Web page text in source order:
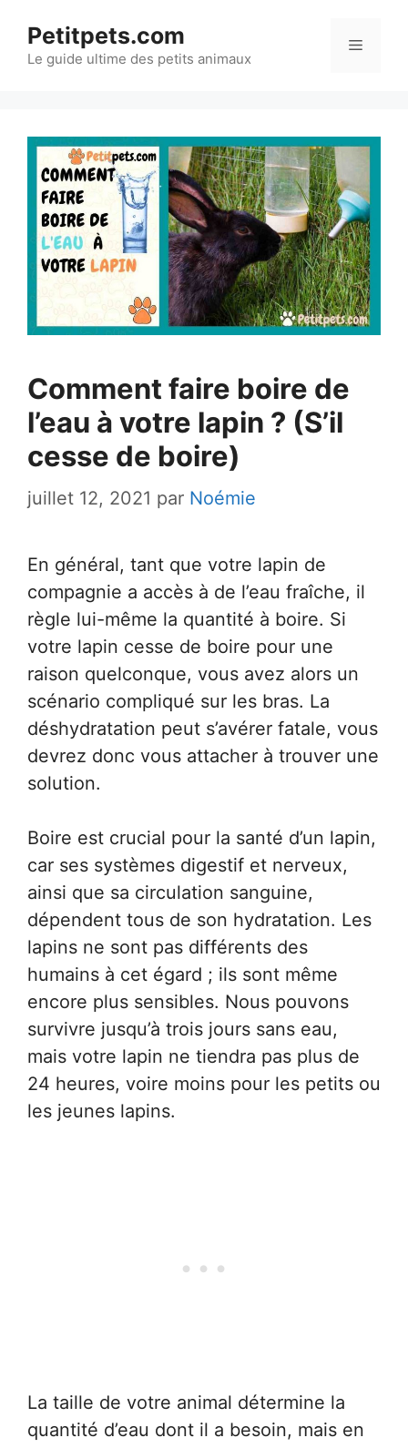
contenu
Petitpets.com
Le guide ultime des petits animaux
Menu
Comment faire boire de
l’eau à votre lapin ? (S’il
cesse de boire)
juillet 12, 2021 par Noémie
En général, tant que votre lapin de
compagnie a accès à de l’eau fraîche, il
règle lui-même la quantité à boire. Si
votre lapin cesse de boire pour une
raison quelconque, vous avez alors un
scénario compliqué sur les bras. La
déshydratation peut s’avérer fatale, vous
devrez donc vous attacher à trouver une
solution.
Boire est crucial pour la santé d’un lapin,
car ses systèmes digestif et nerveux,
ainsi que sa circulation sanguine,
dépendent tous de son hydratation. Les
lapins ne sont pas différents des
humains à cet égard ; ils sont même
encore plus sensibles. Nous pouvons
survivre jusqu’à trois jours sans eau,
mais votre lapin ne tiendra pas plus de
24 heures, voire moins pour les petits ou
les jeunes lapins.
La taille de votre animal détermine la
quantité d’eau dont il a besoin, mais en